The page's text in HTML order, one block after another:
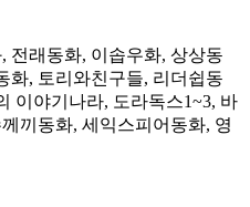
전래동화, 이솝우화, 상상동
화, 토리와친구들, 리더쉽동
이야기나라, 도라독스1~3, 바
끼동화, 세익스피어동화, 영